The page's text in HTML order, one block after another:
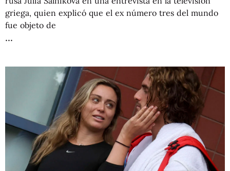
griega, quien explicó que el ex número tres del mundo
fue objeto de